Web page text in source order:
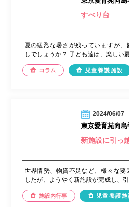
すべり台
夏の猛烈な暑さが残っていますが、
しでしょうか？ 子ども達は、楽しい
コラム 児童養護施設
2024/06/07
東京愛育苑向島
新施設に引っ
世界情勢、物資不足など、様々な要
したが、ようやく新施設が完成し、
施設内行事 児童養護施